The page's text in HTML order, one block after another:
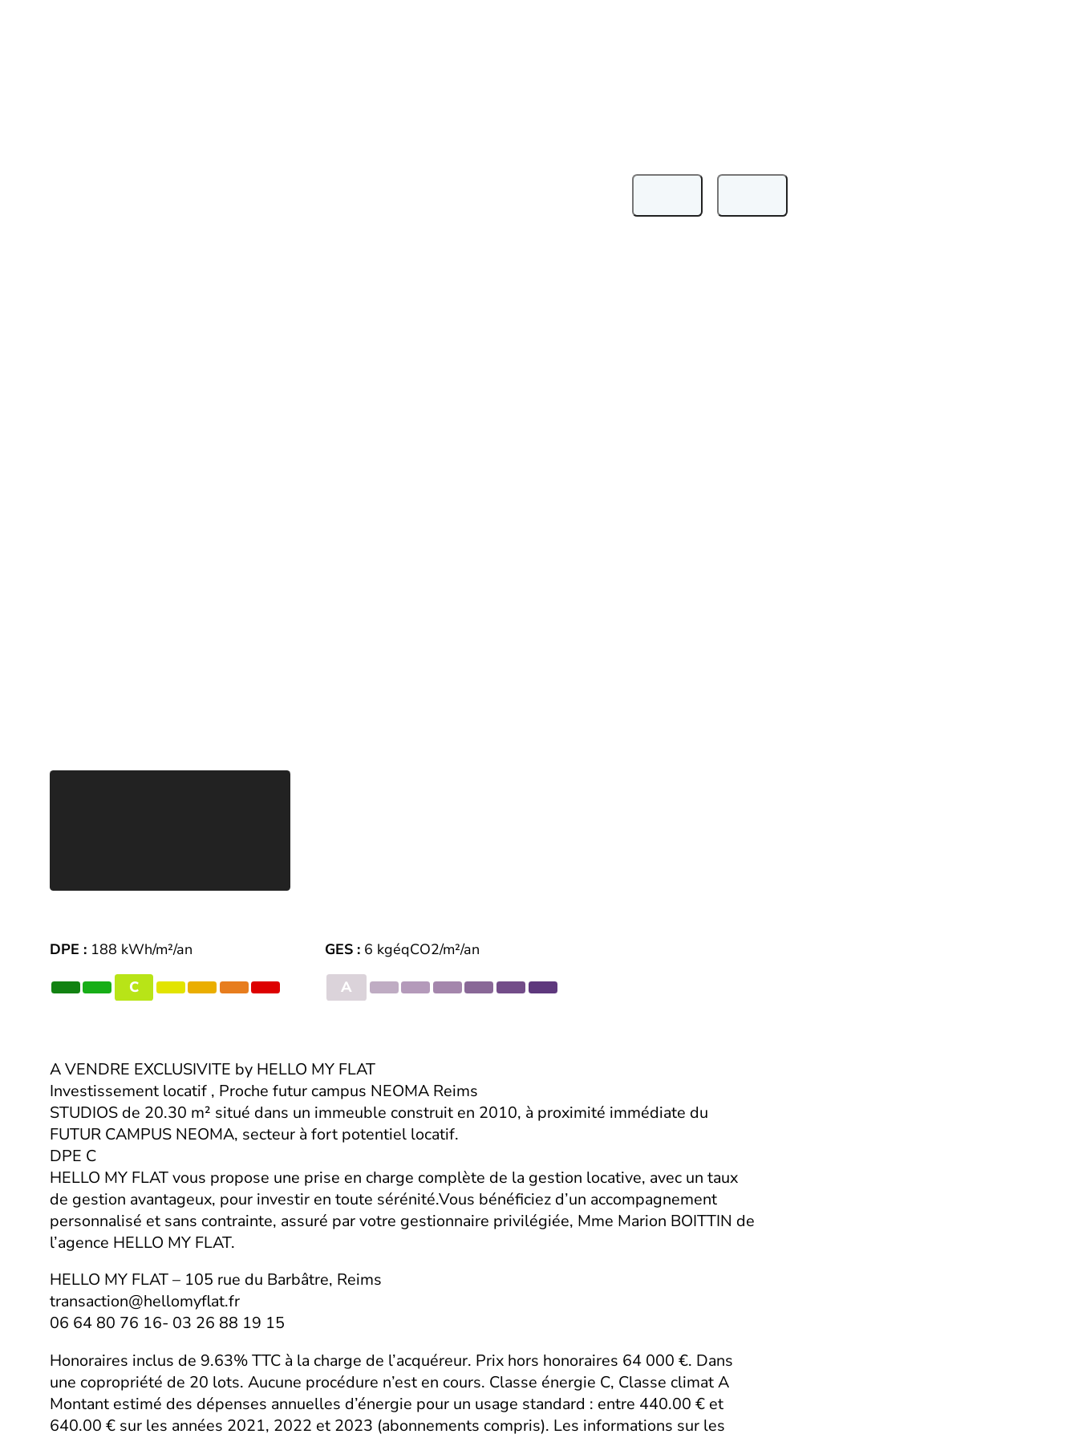
DPE : 188 kWh/m²/an
C
GES : 6 kgéqCO2/m²/an
A
A VENDRE EXCLUSIVITE by HELLO MY FLAT
Investissement locatif , Proche futur campus NEOMA Reims
STUDIOS de 20.30 m² situé dans un immeuble construit en 2010, à proximité immédiate du
FUTUR CAMPUS NEOMA, secteur à fort potentiel locatif.
DPE C
HELLO MY FLAT vous propose une prise en charge complète de la gestion locative, avec un taux
de gestion avantageux, pour investir en toute sérénité.Vous bénéficiez d’un accompagnement
personnalisé et sans contrainte, assuré par votre gestionnaire privilégiée, Mme Marion BOITTIN de
l’agence HELLO MY FLAT.
HELLO MY FLAT – 105 rue du Barbâtre, Reims
transaction@hellomyflat.fr
06 64 80 76 16- 03 26 88 19 15
Honoraires inclus de 9.63% TTC à la charge de l’acquéreur. Prix hors honoraires 64 000 €. Dans
une copropriété de 20 lots. Aucune procédure n’est en cours. Classe énergie C, Classe climat A
Montant estimé des dépenses annuelles d’énergie pour un usage standard : entre 440.00 € et
640.00 € sur les années 2021, 2022 et 2023 (abonnements compris). Les informations sur les